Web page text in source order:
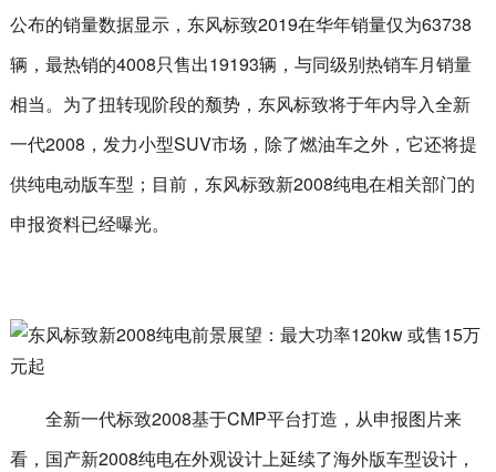
公布的销量数据显示，东风标致2019在华年销量仅为63738
辆，最热销的4008只售出19193辆，与同级别热销车月销量
相当。为了扭转现阶段的颓势，东风标致将于年内导入全新
一代2008，发力小型SUV市场，除了燃油车之外，它还将提
供纯电动版车型；目前，东风标致新2008纯电在相关部门的
申报资料已经曝光。
全新一代标致2008基于CMP平台打造，从申报图片来
看，国产新2008纯电在外观设计上延续了海外版车型设计，